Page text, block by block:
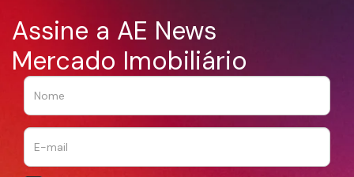
Assine a AE News
Mercado Imobiliário